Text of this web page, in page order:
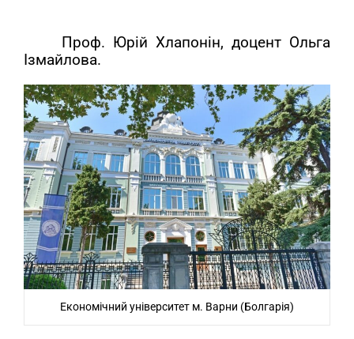
Проф. Юрій Хлапонін, доцент Ольга
Ізмайлова.
Економічний університет м. Варни (Болгарія)